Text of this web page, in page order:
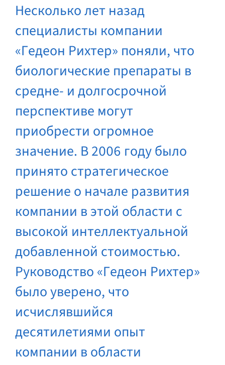
Несколько лет назад
специалисты компании
«Гедеон Рихтер» поняли, что
биологические препараты в
средне- и долгосрочной
перспективе могут
приобрести огромное
значение. В 2006 году было
принято стратегическое
решение о начале развития
компании в этой области с
высокой интеллектуальной
добавленной стоимостью.
Руководство «Гедеон Рихтер»
было уверено, что
исчислявшийся
десятилетиями опыт
компании в области